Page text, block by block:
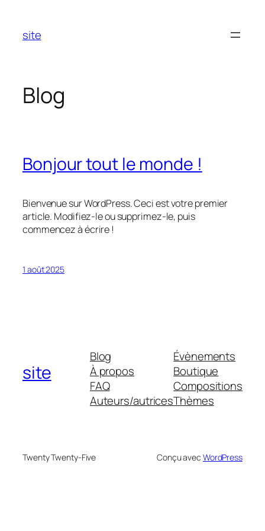
contenu
site
Blog
Bonjour tout le monde !
Bienvenue sur WordPress. Ceci est votre premier
article. Modifiez-le ou supprimez-le, puis
commencez à écrire !
1 août 2025
site
Blog
À propos
FAQ
Auteurs/autrices
Évènements
Boutique
Compositions
Thèmes
Twenty Twenty-Five Conçu avec WordPress